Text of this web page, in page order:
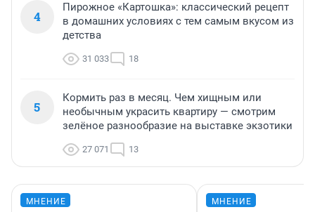
4
Пирожное «Картошка»: классический рецепт
в домашних условиях с тем самым вкусом из
детства
31 033 18
5
Кормить раз в месяц. Чем хищным или
необычным украсить квартиру — смотрим
зелёное разнообразие на выставке экзотики
27 071 13
МНЕНИЕ МНЕНИЕ